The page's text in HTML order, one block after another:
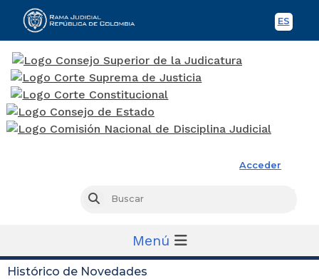
ES
Acceder
Buscar
Menú
Histórico de Novedades